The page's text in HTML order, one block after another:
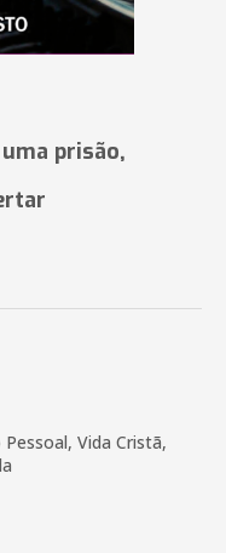
prisão,
Vida Cristã,